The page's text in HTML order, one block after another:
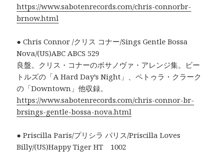
https://www.sabotenrecords.com/chris-connorbr-
brnow.html
● Chris Connor /クリス コナー/Sings Gentle Bossa
Nova/(US)ABC ABCS 529
良盤。クリス・コナーのボサノヴァ・アレンジ集。ビー
トルズの「A Hard Day’s Night」、ペトゥラ・クラーク
の「Downtown」他収録。
https://www.sabotenrecords.com/chris-connor-br-
brsings-gentle-bossa-nova.html
● Priscilla Paris/プリシラ パリス/Priscilla Loves
Billy/(US)Happy Tiger HT 1002